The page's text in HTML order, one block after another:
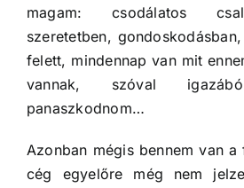
magam: csodálatos
szeretetben,
felett, mindennap van mit
vannak, szóval
panaszkodnom…
Azonban mégis bennem van
cég egyelőre még nem